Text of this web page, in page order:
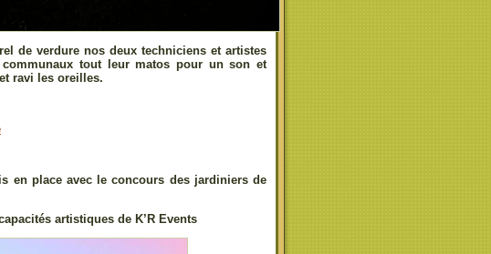
de verdure nos deux techniciens et artistes
communaux tout leur matos pour un son et
ravi les oreilles.
en place avec le concours des jardiniers de
artistiques de K’R Events